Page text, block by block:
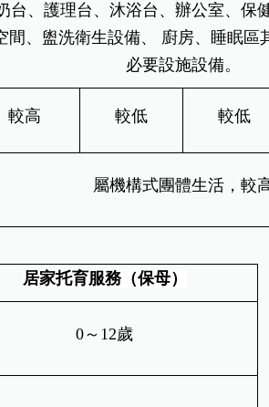
台、護理台、沐浴台、辦公室、保
間、盥洗衛生設備、 廚房、睡眠區
必要設施設備。
較高 較低 較低
屬機構式團體生活，較
居家托育服務（保母）
0～12歲